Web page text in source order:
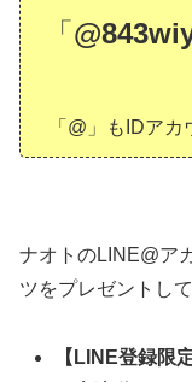
「
「@」もIDア
ナオトのLINE@ア
ツをプレゼントし
【LINE登録限